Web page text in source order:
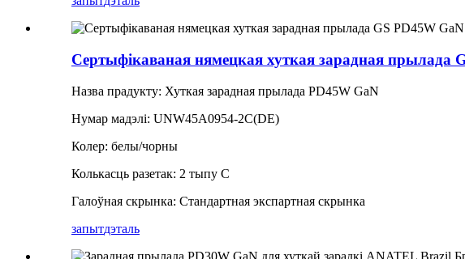
Сертыфікаваная нямецкая хуткая зарадная прылада
Назва прадукту: Хуткая зарадная прылада PD45W GaN
Нумар мадэлі: UNW45A0954-2C(DE)
Колер: белы/чорны
Колькасць разетак: 2 тыпу C
Галоўная скрынка: Стандартная экспартная скрынка
запытдэталь